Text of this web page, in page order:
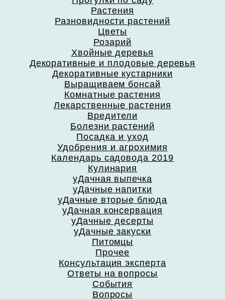
Растения
Разновидности растений
Цветы
Розарий
Хвойные деревья
Декоративные и плодовые деревья
Декоративные кустарники
Выращиваем бонсай
Комнатные растения
Лекарственные растения
Вредители
Болезни растений
Посадка и уход
Удобрения и агрохимия
Календарь садовода 2019
Кулинария
уДачная выпечка
уДачные напитки
уДачные вторые блюда
уДачная консервация
уДачные десерты
уДачные закуски
Питомцы
Прочее
Консультация эксперта
Ответы на вопросы
События
Вопросы